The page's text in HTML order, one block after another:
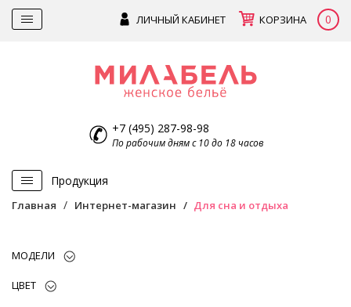
ЛИЧНЫЙ КАБИНЕТ КОРЗИНА 0
+7 (495) 287-98-98
По рабочим дням с 10 до 18 часов
Продукция
Главная Интернет-магазин Для сна и отдыха
МОДЕЛИ
ЦВЕТ